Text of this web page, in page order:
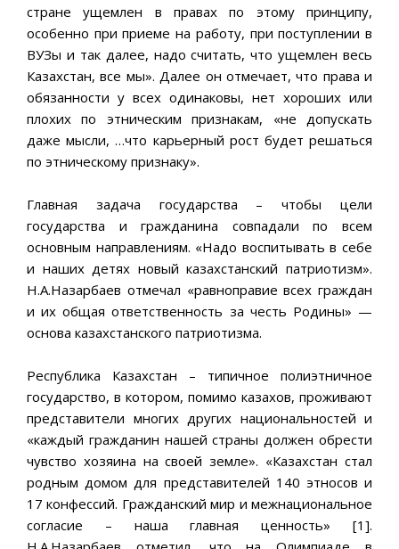
стране ущемлен в правах по этому принципу,
особенно при приеме на работу, при поступлении в
ВУЗы и так далее, надо считать, что ущемлен весь
Казахстан, все мы». Далее он отмечает, что права и
обязанности у всех одинаковы, нет хороших или
плохих по этническим признакам, «не допускать
даже мысли, …что карьерный рост будет решаться
по этническому признаку».
Главная задача государства – чтобы цели
государства и гражданина совпадали по всем
основным направлениям. «Надо воспитывать в себе
и наших детях новый казахстанский патриотизм».
Н.А.Назарбаев отмечал «равноправие всех граждан
и их общая ответственность за честь Родины» —
основа казахстанского патриотизма.
Республика Казахстан – типичное полиэтничное
государство, в котором, помимо казахов, проживают
представители многих других национальностей и
«каждый гражданин нашей страны должен обрести
чувство хозяина на своей земле». «Казахстан стал
родным домом для представителей 140 этносов и
17 конфессий. Гражданский мир и межнациональное
согласие – наша главная ценность» [1].